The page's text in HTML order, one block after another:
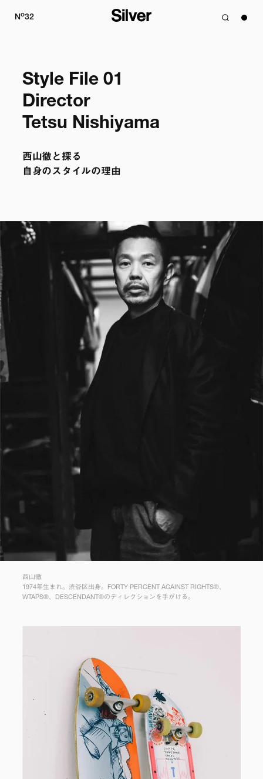
No32
Style File 01
Director
Tetsu Nishiyama
西山徹と探る
自身のスタイルの理由
西山徹
1974年生まれ。渋谷区出身。FORTY PERCENT AGAINST RIGHTS®、
WTAPS®、DESCENDANT®のディレクションを手がける。